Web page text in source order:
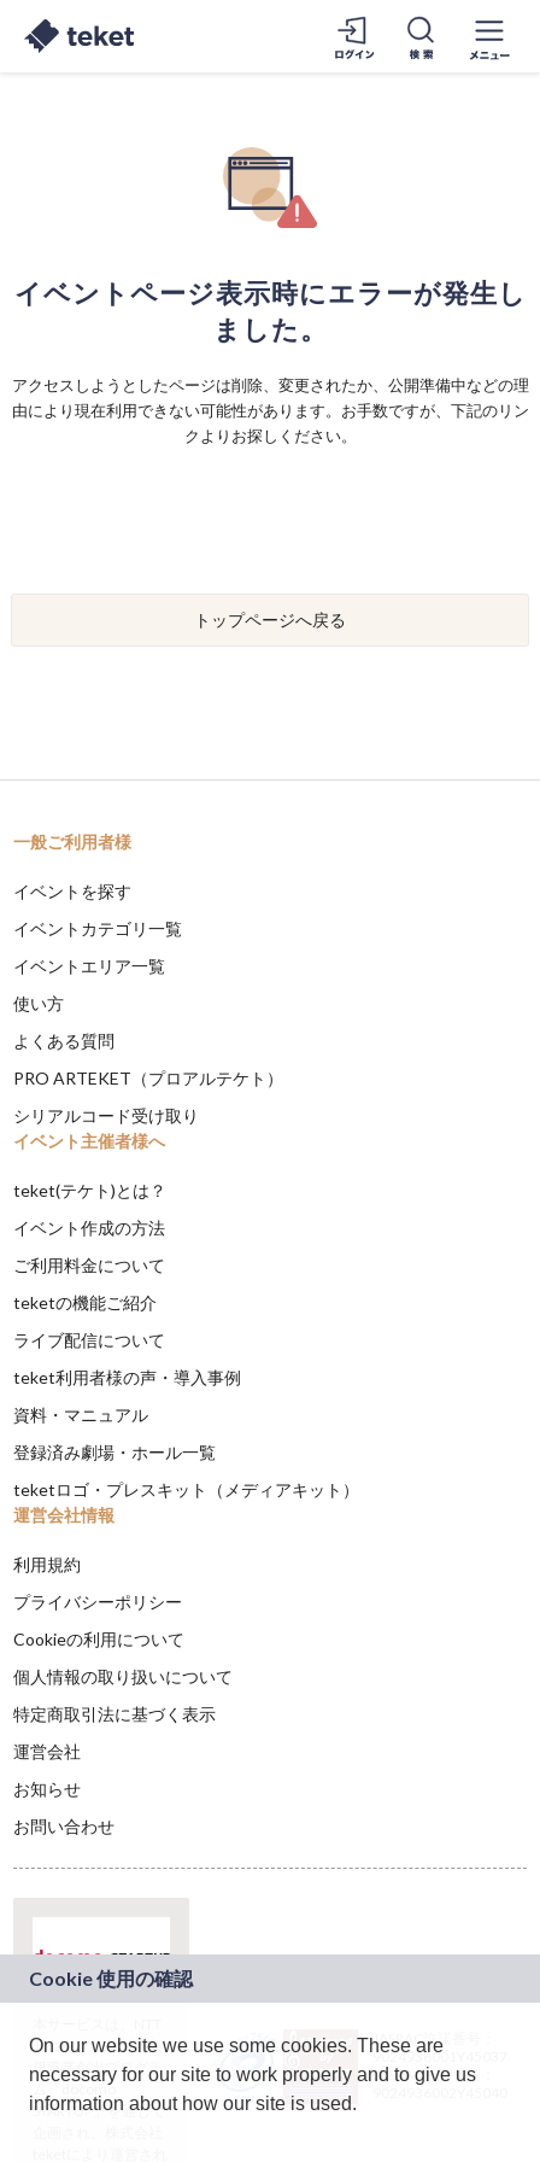
イベントページ表示時にエラーが発生し
ました。
アクセスしようとしたページは削除、変更されたか、公開準備中などの理
由により現在利用できない可能性があります。お手数ですが、下記のリン
クよりお探しください。
トップページへ戻る
一般ご利用者様
イベントを探す
イベントカテゴリ一覧
イベントエリア一覧
使い方
よくある質問
PRO ARTEKET（プロアルテケト）
シリアルコード受け取り
イベント主催者様へ
teket(テケト)とは？
イベント作成の方法
ご利用料金について
teketの機能ご紹介
ライブ配信について
teket利用者様の声・導入事例
資料・マニュアル
登録済み劇場・ホール一覧
teketロゴ・プレスキット（メディアキット）
運営会社情報
利用規約
プライバシーポリシー
Cookieの利用について
個人情報の取り扱いについて
特定商取引法に基づく表示
運営会社
お知らせ
お問い合わせ
ドコモグループの新
規事業創出プログラ
ム「docomo
STARTUP」を通じて
JASRAC許諾番号：
9024936001Y45037
JASRAC許諾番号：
On our website we use some cookies. These are
necessary for our site to work properly and to give us
information about how our site is used.